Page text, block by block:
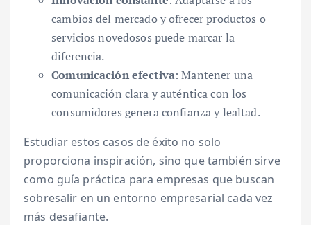
cambios del mercado y ofrecer productos o
servicios novedosos puede marcar la
diferencia.
Comunicación efectiva: Mantener una
comunicación clara y auténtica con los
consumidores genera confianza y lealtad.
Estudiar estos casos de éxito no solo
proporciona inspiración, sino que también sirve
como guía práctica para empresas que buscan
sobresalir en un entorno empresarial cada vez
más desafiante.